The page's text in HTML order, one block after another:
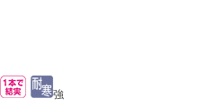
強